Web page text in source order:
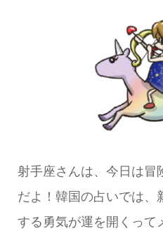
射手座さんは、今日は冒
だよ！韓国の占いでは、
する勇気が運を開くって